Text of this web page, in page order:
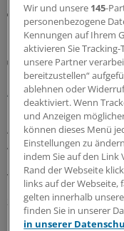
MEHR ZUM
Ärzterankings
Der
Ärztesiegel: Focus-
Aussagekraft und
lassen. Ein OLG
vorliegt.
30.07.2026
Wir und unsere 145-
personenbezogene
Kennungen auf Ihrem
aktivieren Sie
unsere Partner
bereitzustellen“
ablehnen oder
deaktiviert. Wenn
und Anzeigen
können dieses Menü
Einstellungen zu
indem Sie auf den
Rand der Webseite
links auf der Webseite,
gelten innerhalb
finden Sie in unserer
in unserer